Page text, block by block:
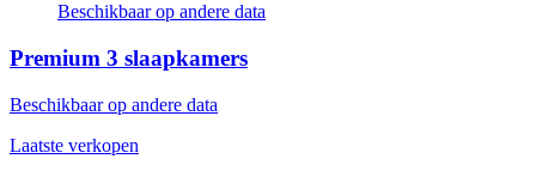
Beschikbaar op andere data
Premium 3 slaapkamers
Beschikbaar op andere data
Laatste verkopen